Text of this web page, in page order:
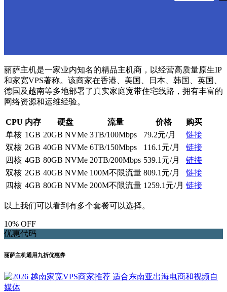
丽萨主机是一家业内知名的精品主机商，以经营高质量原生IP
和家宽VPS著称。该商家在香港、美国、日本、韩国、英国、
德国及越南等多地部署了真实家庭宽带住宅线路，拥有丰富的
网络资源和运维经验。
CPU 内存 硬盘 流量 价格
购买
单核 1GB 20GB NVMe 3TB/100Mbps 79.2元/月
链接
双核 2GB 40GB NVMe 6TB/150Mbps 116.1元/月
链接
四核 4GB 80GB NVMe 20TB/200Mbps 539.1元/月
链接
双核 2GB 40GB NVMe 100M不限流量 809.1元/月
链接
四核 4GB 80GB NVMe 200M不限流量 1259.1元/月 链接
以上我们可以看到有多个套餐可以选择。
10% OFF
优惠代码
丽萨主机通用九折优惠券